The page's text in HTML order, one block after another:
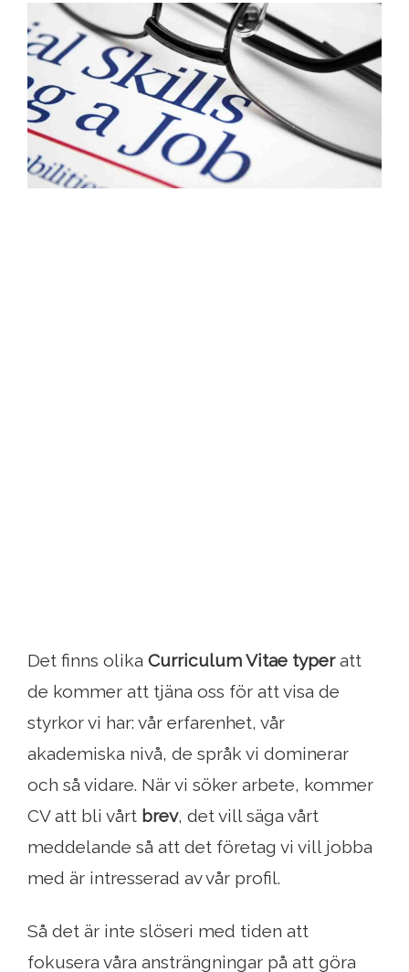
Det finns olika Curriculum Vitae typeratt
de kommer att tjäna oss för att visa de
styrkor vi har: vår erfarenhet, vår
akademiska nivå, de språk vi dominerar
och så vidare. När vi söker arbete, kommer
CV att bli vårt brev, det vill säga vårt
meddelande så att det företag vi vill jobba
med är intresserad av vår profil.
Så det är inte slöseri med tiden att
fokusera våra ansträngningar på att göra